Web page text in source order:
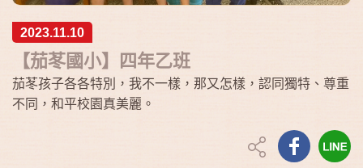
2023.11.10
【茄苳國小】四年乙班
茄苳孩子各各特別，我不一樣，那又怎樣，認同獨特、尊重
不同，和平校園真美麗。